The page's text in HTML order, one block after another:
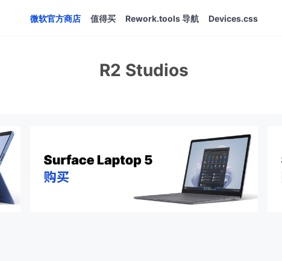
微软官方商店 值得买 Rework.tools 导航 Devices.css
R2 Studios